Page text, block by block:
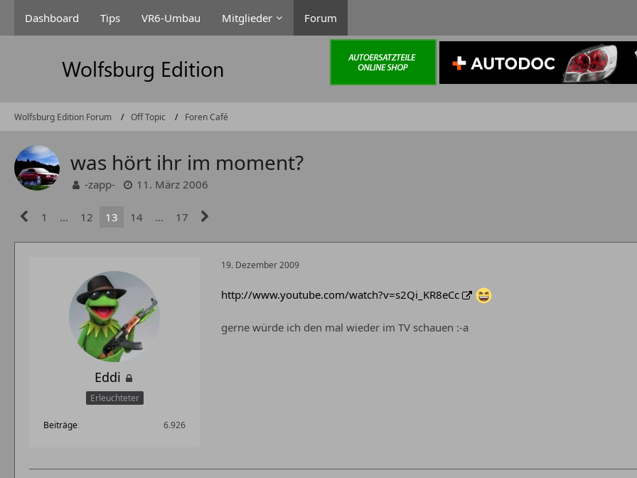
Dashboard Tips VR6-Umbau Mitglieder Forum
Wolfsburg Edition Forum Off Topic Foren Café
was hört ihr im moment?
-zapp- 11. März 2006
1 … 12 13 14 … 17
Eddi
Erleuchteter
Beiträge 6.926
19. Dezember 2009
http://www.youtube.com/watch?v=s2Qi_KR8eCc
gerne würde ich den mal wieder im TV schauen :-a